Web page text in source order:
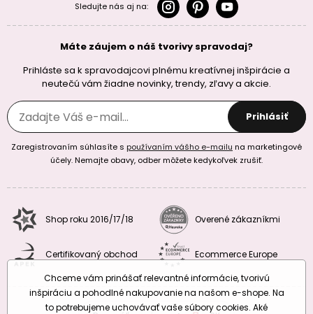
Sledujte nás aj na:
Máte záujem o náš tvorivy spravodaj?
Prihláste sa k spravodajcovi plnému kreatívnej inšpirácie a
neutečú vám žiadne novinky, trendy, zľavy a akcie.
Prihlásiť
Zaregistrovaním súhlasíte s používaním vášho e-mailu na marketingové
účely. Nemajte obavy, odber môžete kedykoľvek zrušiť.
Shop roku 2016/17/18 Overené zákazníkmi
Certifikovaný obchod Ecommerce Europe
Chceme vám prinášať relevantné informácie, tvorivú
inšpiráciu a pohodlné nakupovanie na našom e-shope. Na
to potrebujeme uchovávať vaše súbory cookies. Aké